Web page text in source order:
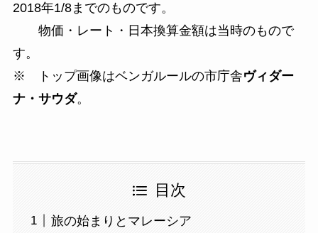
2018年1/8までのものです。
物価・レート・日本換算金額は当時のもので
す。
※ トップ画像はベンガルールの市庁舎ヴィダー
ナ・サウダ。
目次
旅の始まりとマレーシア